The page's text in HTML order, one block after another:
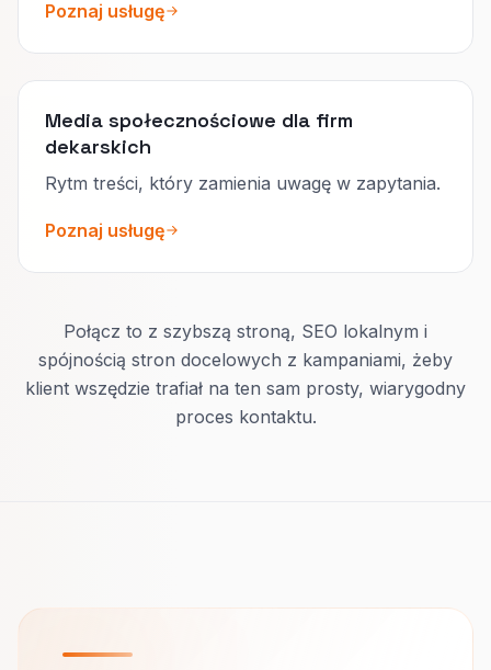
Poznaj usługę
Media społecznościowe dla firm
dekarskich
Rytm treści, który zamienia uwagę w zapytania.
Poznaj usługę
Połącz to z szybszą stroną, SEO lokalnym i
spójnością stron docelowych z kampaniami, żeby
klient wszędzie trafiał na ten sam prosty, wiarygodny
proces kontaktu.